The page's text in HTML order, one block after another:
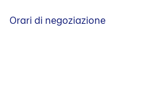
Orari di negoziazione